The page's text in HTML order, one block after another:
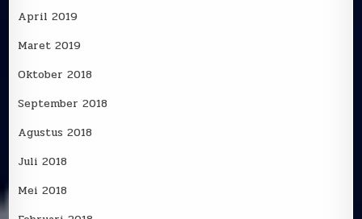
April 2019
Maret 2019
Oktober 2018
September 2018
Agustus 2018
Juli 2018
Mei 2018